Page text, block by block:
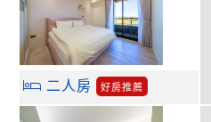
二人房
好房推薦